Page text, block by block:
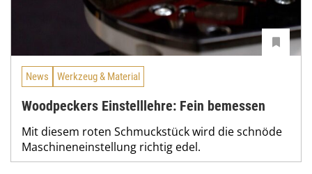
News Werkzeug & Material
Woodpeckers Einstelllehre: Fein bemessen
Mit diesem roten Schmuckstück wird die schnöde
Maschineneinstellung richtig edel.